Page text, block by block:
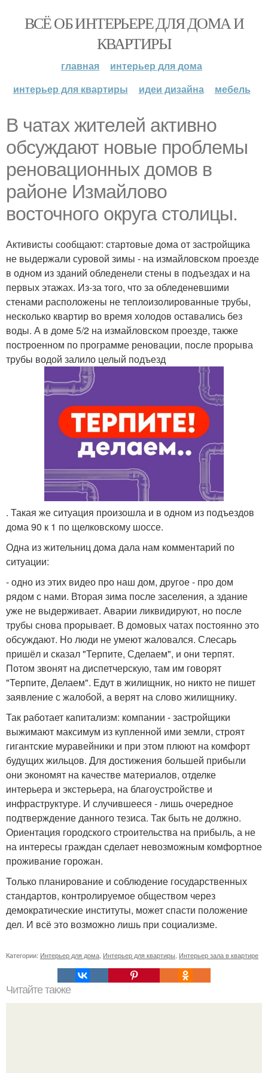
ВСЁ ОБ ИНТЕРЬЕРЕ ДЛЯ ДОМА И
КВАРТИРЫ
главная
интерьер для дома
интерьер для квартиры
идеи дизайна мебель
В чатах жителей активно
обсуждают новые проблемы
реновационных домов в
районе Измайлово
восточного округа столицы.
Активисты сообщают: стартовые дома от застройщика
не выдержали суровой зимы - на измайловском проезде
в одном из зданий обледенели стены в подъездах и на
первых этажах. Из-за того, что за обледеневшими
стенами расположены не теплоизолированные трубы,
несколько квартир во время холодов оставались без
воды. А в доме 5/2 на измайловском проезде, также
построенном по программе реновации, после прорыва
трубы водой залило целый подъезд
. Такая же ситуация произошла и в одном из подъездов
дома 90 к 1 по щелковскому шоссе.
Одна из жительниц дома дала нам комментарий по
ситуации:
- одно из этих видео про наш дом, другое - про дом
рядом с нами. Вторая зима после заселения, а здание
уже не выдерживает. Аварии ликвидируют, но после
трубы снова прорывает. В домовых чатах постоянно это
обсуждают. Но люди не умеют жаловался. Слесарь
пришёл и сказал "Терпите, Сделаем", и они терпят.
Потом звонят на диспетчерскую, там им говорят
"Терпите, Делаем". Едут в жилищник, но никто не пишет
заявление с жалобой, а верят на слово жилищнику.
Так работает капитализм: компании - застройщики
выжимают максимум из купленной ими земли, строят
гигантские муравейники и при этом плюют на комфорт
будущих жильцов. Для достижения большей прибыли
они экономят на качестве материалов, отделке
интерьера и экстерьера, на благоустройстве и
инфраструктуре. И случившееся - лишь очередное
подтверждение данного тезиса. Так быть не должно.
Ориентация городского строительства на прибыль, а не
на интересы граждан сделает невозможным комфортное
проживание горожан.
Только планирование и соблюдение государственных
стандартов, контролируемое обществом через
демократические институты, может спасти положение
дел. И всё это возможно лишь при социализме.
Категории: Интерьер для дома Интерьер для квартиры Интерьер зала в квартире
Читайте также